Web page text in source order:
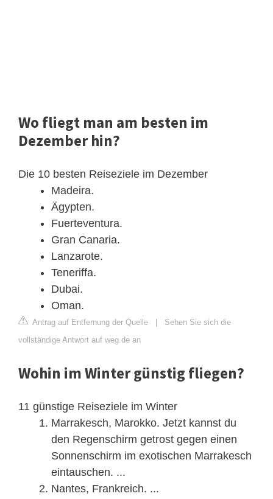
Wo fliegt man am besten im
Dezember hin?
Die 10 besten Reiseziele im Dezember
Madeira.
Ägypten.
Fuerteventura.
Gran Canaria.
Lanzarote.
Teneriffa.
Dubai.
Oman.
Antrag auf Entfernung der Quelle
Sehen Sie sich die
vollständige Antwort auf weg.de an
Wohin im Winter günstig fliegen?
11 günstige Reiseziele im Winter
Marrakesch, Marokko. Jetzt kannst du
den Regenschirm getrost gegen einen
Sonnenschirm im exotischen Marrakesch
eintauschen. ...
Nantes, Frankreich. ...